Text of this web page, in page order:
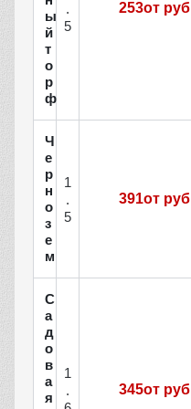
ы
й
т
о
р
ф
.
5
253от руб
Ч
е
р
н
о
з
е
м
1
.
5
391от руб
С
а
д
о
в
а
я
1
.
345от руб